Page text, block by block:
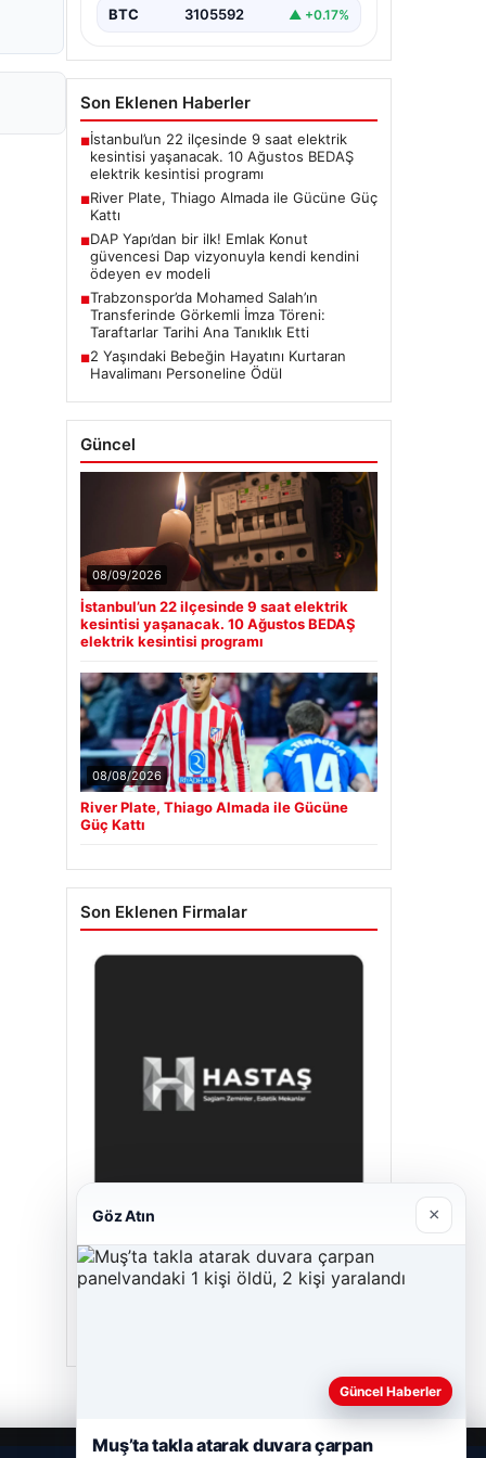
BTC 3105592 ▲ +0.17%
Son Eklenen Haberler
■İstanbul’un 22 ilçesinde 9 saat elektrik
kesintisi yaşanacak. 10 Ağustos BEDAŞ
elektrik kesintisi programı
■River Plate, Thiago Almada ile Gücüne Güç
Kattı
■DAP Yapı’dan bir ilk! Emlak Konut
güvencesi Dap vizyonuyla kendi kendini
ödeyen ev modeli
■Trabzonspor’da Mohamed Salah’ın
Transferinde Görkemli İmza Töreni:
Taraftarlar Tarihi Ana Tanıklık Etti
■2 Yaşındaki Bebeğin Hayatını Kurtaran
Havalimanı Personeline Ödül
Güncel
08/09/2026
İstanbul’un 22 ilçesinde 9 saat elektrik
kesintisi yaşanacak. 10 Ağustos BEDAŞ
elektrik kesintisi programı
08/08/2026
River Plate, Thiago Almada ile Gücüne
Güç Kattı
Son Eklenen Firmalar
Hastaş Beton
05/26/2026
Göz Atın ×
Güncel Haberler
Muş’ta takla atarak duvara çarpan